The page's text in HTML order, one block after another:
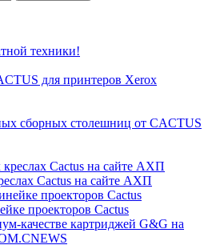
техники!
для принтеров Xerox
сборных столешниц от CACTUS
Cactus на сайте АХП
проекторов Cactus